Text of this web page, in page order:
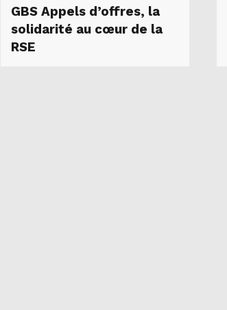
GBS Appels d’offres, la
solidarité au cœur de la
RSE